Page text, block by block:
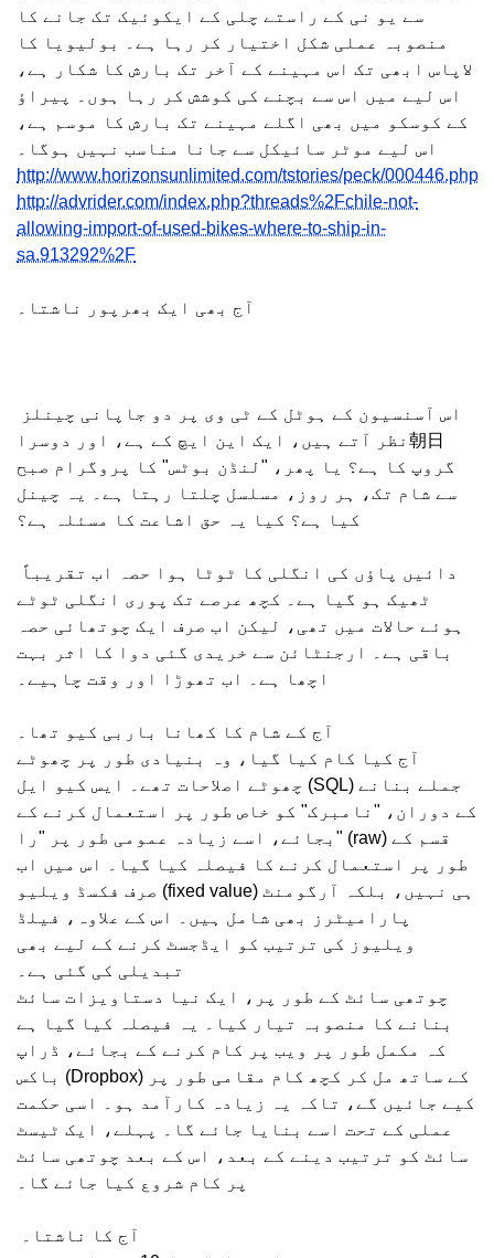
سے یو نی کے راستے چلی کے ایکوئیک تک جانے کا
منصوبہ عملی شکل اختیار کر رہا ہے۔ بولیویا کا
لاپاس ابھی تک اس مہینے کے آخر تک بارش کا شکار ہے،
اس لیے میں اس سے بچنے کی کوشش کر رہا ہوں۔ پیراؤ
کے کوسکو میں بھی اگلے مہینے تک بارش کا موسم ہے،
اس لیے موٹر سائیکل سے جانا مناسب نہیں ہوگا۔
http://www.horizonsunlimited.com/tstories/peck/000446.php
http://advrider.com/index.php?threads%2Fchile-not-
allowing-import-of-used-bikes-where-to-ship-in-
sa.913292%2F
آج بھی ایک بھرپور ناشتا۔
اس آسنسیون کے ہوٹل کے ٹی وی پر دو جاپانی چینلز
نظر آتے ہیں، ایک این ایچ کے ہے، اور دوسرا朝日
گروپ کا ہے؟ یا پھر، "لنڈن بوٹس" کا پروگرام صبح
سے شام تک، ہر روز، مسلسل چلتا رہتا ہے۔ یہ چینل
کیا ہے؟ کیا یہ حق اشاعت کا مسئلہ ہے؟
دائیں پاؤں کی انگلی کا ٹوٹا ہوا حصہ اب تقریباً
ٹھیک ہو گیا ہے۔ کچھ عرصے تک پوری انگلی ٹوٹے
ہوئے حالات میں تھی، لیکن اب صرف ایک چوتھائی حصہ
باقی ہے۔ ارجنٹائن سے خریدی گئی دوا کا اثر بہت
اچھا ہے۔ اب تھوڑا اور وقت چاہیے۔
آج کے شام کا کھانا باربی کیو تھا۔
آج کیا کام کیا گیا، وہ بنیادی طور پر چھوٹے
چھوٹے اصلاحات تھے۔ ایس کیو ایل (SQL) جملے بنانے
کے دوران، "نامبرک" کو خاص طور پر استعمال کرنے کے
بجائے، اسے زیادہ عمومی طور پر "را" (raw) قسم کے
طور پر استعمال کرنے کا فیصلہ کیا گیا۔ اس میں اب
صرف فکسڈ ویلیو (fixed value) ہی نہیں، بلکہ آرگومنٹ
پارامیٹرز بھی شامل ہیں۔ اس کے علاوہ، فیلڈ
ویلیوز کی ترتیب کو ایڈجسٹ کرنے کے لیے بھی
تبدیلی کی گئی ہے۔
چوتھی سائٹ کے طور پر، ایک نیا دستاویزات سائٹ
بنانے کا منصوبہ تیار کیا۔ یہ فیصلہ کیا گیا ہے
کہ مکمل طور پر ویب پر کام کرنے کے بجائے، ڈراپ
باکس (Dropbox) کے ساتھ مل کر کچھ کام مقامی طور پر
کیے جائیں گے، تاکہ یہ زیادہ کارآمد ہو۔ اسی حکمت
عملی کے تحت اسے بنایا جائے گا۔ پہلے، ایک ٹیسٹ
سائٹ کو ترتیب دینے کے بعد، اس کے بعد چوتھی سائٹ
پر کام شروع کیا جائے گا۔
آج کا ناشتا۔